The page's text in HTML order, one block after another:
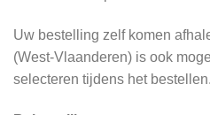
Uw bestelling zelf komen
(West-Vlaanderen) is ook
selecteren tijdens het bestellen.